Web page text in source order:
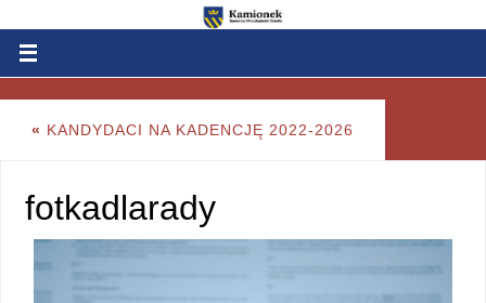
« KANDYDACI NA KADENCJĘ 2022-2026
fotkadlarady